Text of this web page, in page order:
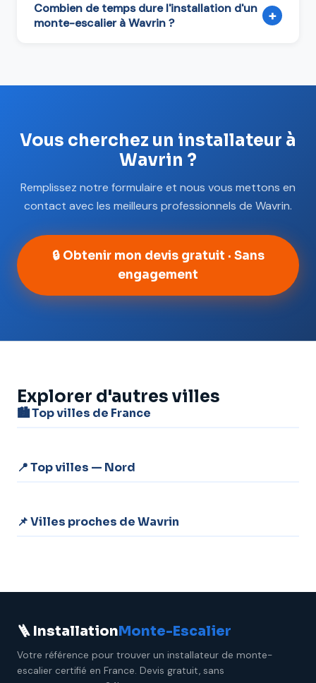
Combien de temps dure l'installation d'un
monte-escalier à Wavrin ?
+
Vous cherchez un installateur à
Wavrin ?
Remplissez notre formulaire et nous vous mettons en
contact avec les meilleurs professionnels de Wavrin.
🔒 Obtenir mon devis gratuit · Sans
engagement
Explorer d'autres villes
🏙️ Top villes de France
📍 Top villes — Nord
📌 Villes proches de Wavrin
🪜 InstallationMonte-Escalier
Votre référence pour trouver un installateur de monte-
escalier certifié en France. Devis gratuit, sans